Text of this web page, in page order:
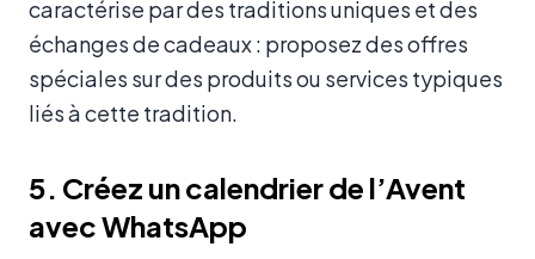
caractérise par des traditions uniques et des
échanges de cadeaux : proposez des offres
spéciales sur des produits ou services typiques
liés à cette tradition.
5. Créez un calendrier de l’Avent
avec WhatsApp